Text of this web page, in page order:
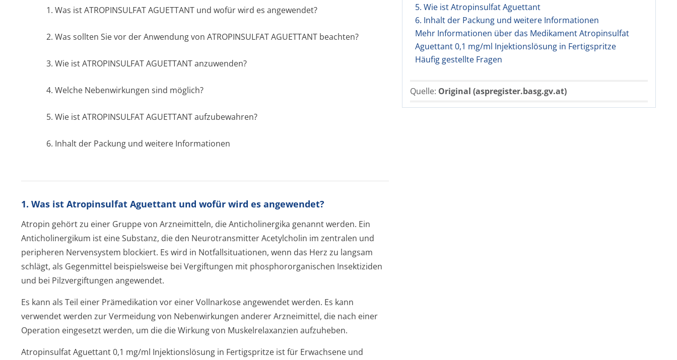
5. Wie ist Atropinsulfat Aguettant
6. Inhalt der Packung und weitere Informationen
Mehr Informationen über das Medikament Atropinsulfat
Aguettant 0,1 mg/ml Injektionslösung in Fertigspritze
Häufig gestellte Fragen
Quelle: Original (aspregister.basg.gv.at)
1. Was ist ATROPINSULFAT AGUETTANT und wofür wird es angewendet?
2. Was sollten Sie vor der Anwendung von ATROPINSULFAT AGUETTANT beachten?
3. Wie ist ATROPINSULFAT AGUETTANT anzuwenden?
4. Welche Nebenwirkungen sind möglich?
5. Wie ist ATROPINSULFAT AGUETTANT aufzubewahren?
6. Inhalt der Packung und weitere Informationen
1. Was ist Atropinsulfat Aguettant und wofür wird es angewendet?
Atropin gehört zu einer Gruppe von Arzneimitteln, die Anticholinergika genannt werden. Ein
Anticholinergikum ist eine Substanz, die den Neurotransmitter Acetylcholin im zentralen und
peripheren Nervensystem blockiert. Es wird in Notfallsituationen, wenn das Herz zu langsam
schlägt, als Gegenmittel beispielsweise bei Vergiftungen mit phosphororganischen Insektiziden
und bei Pilzvergiftungen angewendet.
Es kann als Teil einer Prämedikation vor einer Vollnarkose angewendet werden. Es kann
verwendet werden zur Vermeidung von Nebenwirkungen anderer Arzneimittel, die nach einer
Operation eingesetzt werden, um die die Wirkung von Muskelrelaxanzien aufzuheben.
Atropinsulfat Aguettant 0,1 mg/ml Injektionslösung in Fertigspritze ist für Erwachsene und